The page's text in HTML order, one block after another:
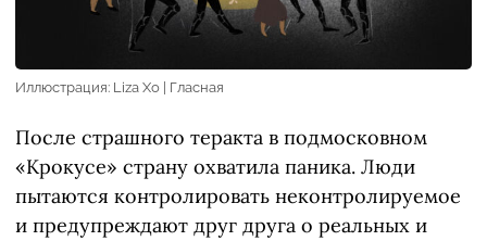
Иллюстрация: Liza Хо | Гласная
После страшного теракта в подмосковном
«Крокусе» страну охватила паника. Люди
пытаются контролировать неконтролируемое
и предупреждают друг друга о реальных и